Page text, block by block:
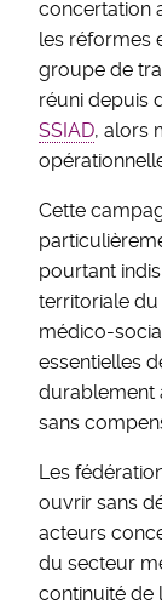
concertation
les réformes
groupe de
réuni depuis
SSIAD, alors
Cette
pourtant
territoriale du
médico-
essentielles
durablement
sans
Les
ouvrir sans
acteurs
du secteur
continuité de